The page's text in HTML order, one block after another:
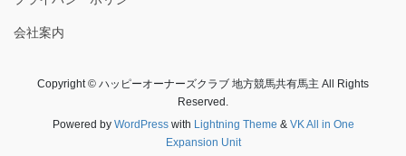
会社案内
Copyright © ハッピーオーナーズクラブ 地方競馬共有馬主 All Rights
Reserved.
Powered by WordPresswith Lightning Theme & VK All in One
Expansion Unit